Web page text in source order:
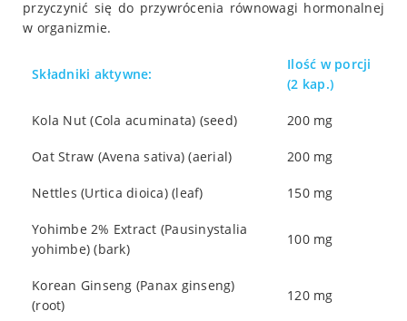
przyczynić się do przywrócenia równowagi hormonalnej
w organizmie.
Składniki aktywne:
Ilość w porcji
(2 kap.)
Kola Nut (Cola acuminata) (seed) 200 mg
Oat Straw (Avena sativa) (aerial) 200 mg
Nettles (Urtica dioica) (leaf) 150 mg
Yohimbe 2% Extract (Pausinystalia
yohimbe) (bark)
100 mg
Korean Ginseng (Panax ginseng)
(root)
120 mg